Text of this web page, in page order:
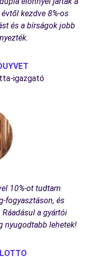
kezdve 8%-os
és a bírságok jobb
igazgató
10%-ot tudtam
fogyasztáson, és
a gyártói
nyugodtabb lehetek!